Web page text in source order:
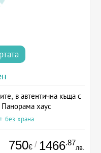
в автентична къща с
хаус
без храна
750€ / 1466.87
лв.